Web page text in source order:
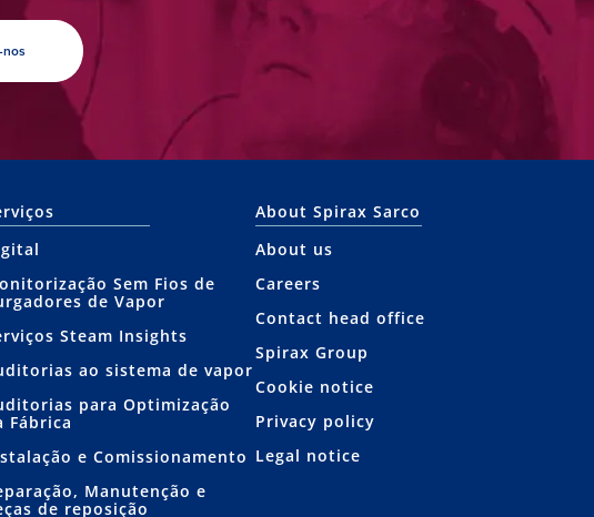
Sem Fios de
de Vapor
Steam Insights
ao sistema de vapor
para Optimização
Fábrica
e Comissionamento
Manutenção e
de reposição
About Spirax Sarco
About us
Careers
Contact head office
Spirax Group
Cookie notice
Privacy policy
Legal notice